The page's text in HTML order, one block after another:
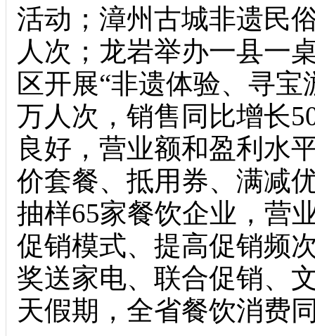
活动；漳州古城非遗民
人次；龙岩举办一县一
区开展“非遗体验、寻
万人次，销售同比增长
良好，营业额和盈利水
价套餐、抵用券、满减
抽样65家餐饮企业，营
促销模式、提高促销频
奖送家电、联合促销、
天假期，全省餐饮消费